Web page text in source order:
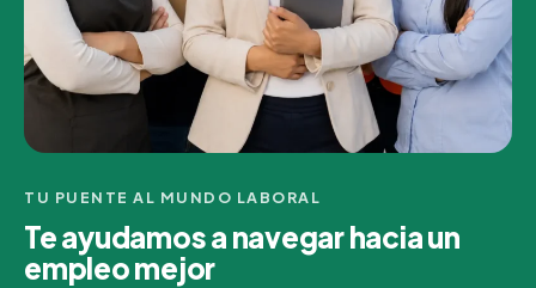
TU PUENTE AL MUNDO LABORAL
Te ayudamos a navegar hacia un
empleo mejor